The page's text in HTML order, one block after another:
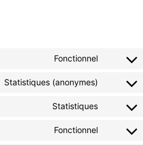
Fonctionnel
Consent
service
wordpress
Statistiques (anonymes)
Consent
service
elementor
Statistiques
Consent
service
Fonctionnel
Consent